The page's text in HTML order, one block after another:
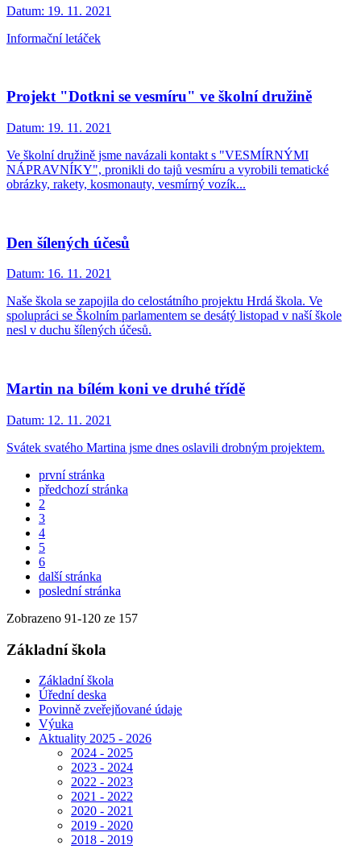
Datum: 19. 11. 2021
Informační letáček
Projekt "Dotkni se vesmíru" ve školní družině
Datum: 19. 11. 2021
Ve školní družině jsme navázali kontakt s "VESMÍRNÝMI
NÁPRAVNÍKY", pronikli do tajů vesmíru a vyrobili tematické
obrázky, rakety, kosmonauty, vesmírný vozík...
Den šílených účesů
Datum: 16. 11. 2021
Naše škola se zapojila do celostátního projektu Hrdá škola. Ve
spolupráci se Školním parlamentem se desátý listopad v naší škole
nesl v duchu šílených účesů.
Martin na bílém koni ve druhé třídě
Datum: 12. 11. 2021
Svátek svatého Martina jsme dnes oslavili drobným projektem.
první stránka
předchozí stránka
2
3
4
5
6
další stránka
poslední stránka
Zobrazeno 91-120 ze 157
Základní škola
Základní škola
Úřední deska
Povinně zveřejňované údaje
Výuka
Aktuality 2025 - 2026
2024 - 2025
2023 - 2024
2022 - 2023
2021 - 2022
2020 - 2021
2019 - 2020
2018 - 2019